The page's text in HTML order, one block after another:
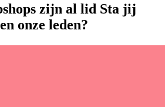
zijn al lid Sta jij
onze leden?